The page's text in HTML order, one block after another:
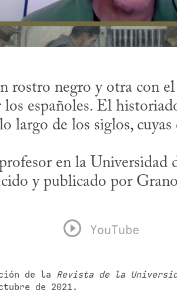
rostro negro y otra con
españoles. El
largo de los siglos,
en la Universidad
y publicado por
YouTube
de la Revista de la
de 2021.